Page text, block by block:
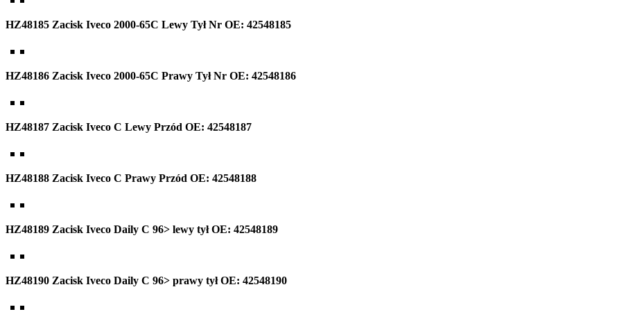
HZ48185 Zacisk Iveco 2000-65C Lewy Tył Nr OE: 42548185
HZ48186 Zacisk Iveco 2000-65C Prawy Tył Nr OE: 42548186
HZ48187 Zacisk Iveco C Lewy Przód OE: 42548187
HZ48188 Zacisk Iveco C Prawy Przód OE: 42548188
HZ48189 Zacisk Iveco Daily C 96> lewy tył OE: 42548189
HZ48190 Zacisk Iveco Daily C 96> prawy tył OE: 42548190